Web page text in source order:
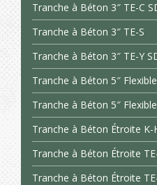
Tranche à Béton 3″ TE-C
Tranche à Béton 3″ TE-S
Tranche à Béton 3″ TE-Y
Tranche à Béton 5″
Tranche à Béton 5″
Tranche à Béton Étroite K-
Tranche à Béton Étroite
Tranche à Béton Étroite